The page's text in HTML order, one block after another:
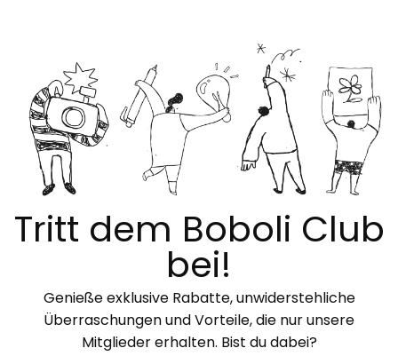
Tritt dem Boboli Club
bei!
Genieße exklusive Rabatte, unwiderstehliche
Überraschungen und Vorteile, die nur unsere
Mitglieder erhalten. Bist du dabei?